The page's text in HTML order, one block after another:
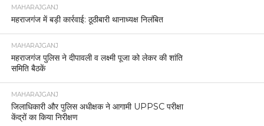
MAHARAJGANJ
महराजगंज में बड़ी कार्रवाई: ठूठीबारी थानाध्यक्ष निलंबित
MAHARAJGANJ
महराजगंज पुलिस ने दीपावली व लक्ष्मी पूजा को लेकर की शांति
समिति बैठकें
MAHARAJGANJ
जिलाधिकारी और पुलिस अधीक्षक ने आगामी UPPSC परीक्षा
केंद्रों का किया निरीक्षण